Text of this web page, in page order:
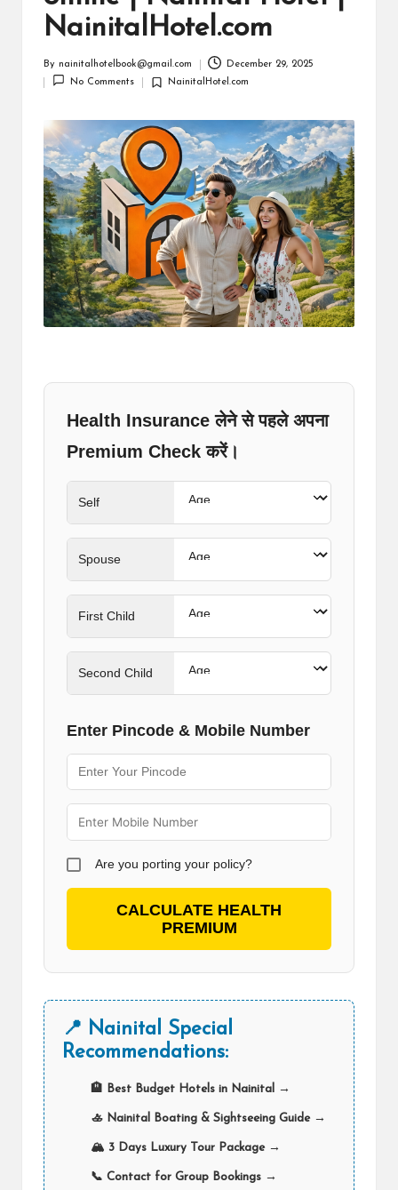
NainitalHotel.com
by
By nainitalhotelbook@gmail.com
December 29, 2025
No Comments
Posted
NainitalHotel.com
Health Insurance लेने से पहले अपना
Premium Check करें।
Self
Spouse
First Child
Second Child
Enter Pincode & Mobile Number
Are you porting your policy?
CALCULATE HEALTH
PREMIUM
📍 Nainital Special
Recommendations:
🏨 Best Budget Hotels in Nainital →
🚣 Nainital Boating & Sightseeing Guide →
🏔️ 3 Days Luxury Tour Package →
📞 Contact for Group Bookings →